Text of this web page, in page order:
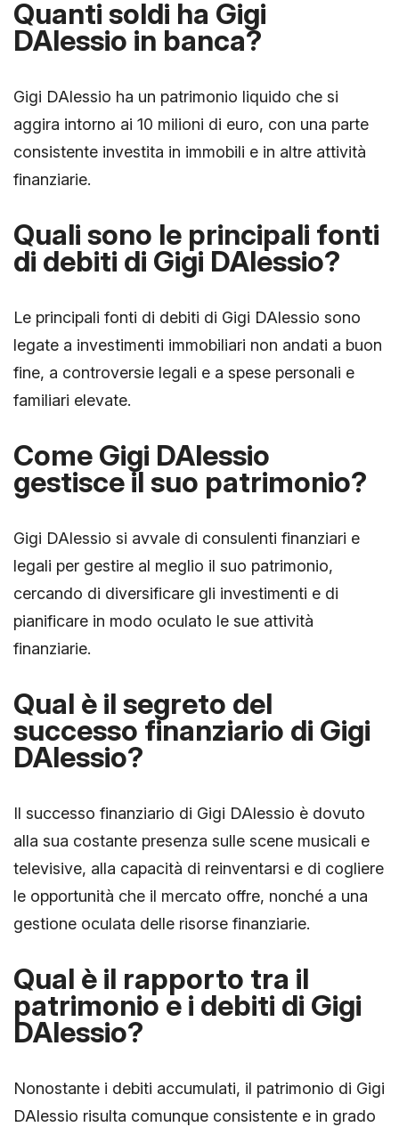
Quanti soldi ha Gigi
DAlessio in banca?
Gigi DAlessio ha un patrimonio liquido che si
aggira intorno ai 10 milioni di euro, con una parte
consistente investita in immobili e in altre attività
finanziarie.
Quali sono le principali fonti
di debiti di Gigi DAlessio?
Le principali fonti di debiti di Gigi DAlessio sono
legate a investimenti immobiliari non andati a buon
fine, a controversie legali e a spese personali e
familiari elevate.
Come Gigi DAlessio
gestisce il suo patrimonio?
Gigi DAlessio si avvale di consulenti finanziari e
legali per gestire al meglio il suo patrimonio,
cercando di diversificare gli investimenti e di
pianificare in modo oculato le sue attività
finanziarie.
Qual è il segreto del
successo finanziario di Gigi
DAlessio?
Il successo finanziario di Gigi DAlessio è dovuto
alla sua costante presenza sulle scene musicali e
televisive, alla capacità di reinventarsi e di cogliere
le opportunità che il mercato offre, nonché a una
gestione oculata delle risorse finanziarie.
Qual è il rapporto tra il
patrimonio e i debiti di Gigi
DAlessio?
Nonostante i debiti accumulati, il patrimonio di Gigi
DAlessio risulta comunque consistente e in grado